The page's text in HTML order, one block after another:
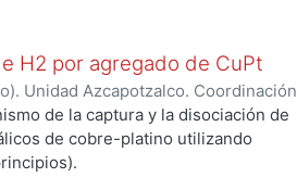
H2 por agregado de CuPt
Unidad Azcapotzalco. Coordinación
GARCIA, ALFONSO
de la captura y la disociación de
de cobre-platino utilizando